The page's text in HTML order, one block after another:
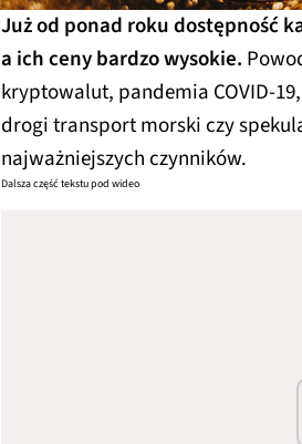
Już od ponad roku dostępność
a ich ceny bardzo wysokie.
kryptowalut, pandemia COVID-
drogi transport morski czy
najważniejszych czynników.
Dalsza część tekstu pod wideo